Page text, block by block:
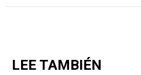
LEE TAMBIÉN